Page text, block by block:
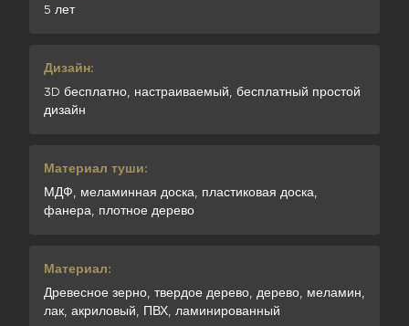
5 лет
Дизайн:
3D бесплатно, настраиваемый, бесплатный простой
дизайн
Материал туши:
МДФ, меламинная доска, пластиковая доска,
фанера, плотное дерево
Материал:
Древесное зерно, твердое дерево, дерево, меламин,
лак, акриловый, ПВХ, ламинированный